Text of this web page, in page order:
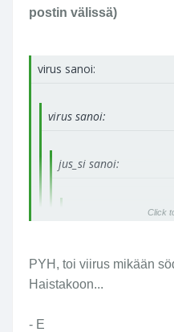
postin välissä)
virus sanoi:
virus sanoi:
jus_si sanoi:
Click
Click
PYH, toi viirus mikään
Haistakoon...
- E